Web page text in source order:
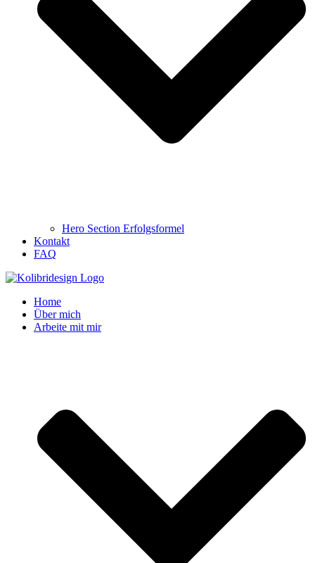
Hero Section Erfolgsformel
Kontakt
FAQ
Home
Über mich
Arbeite mit mir